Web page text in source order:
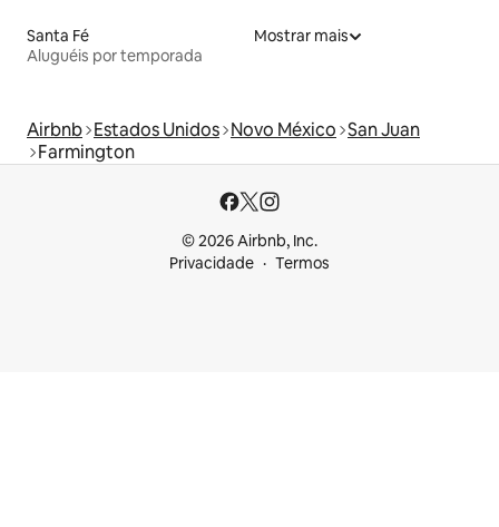
Santa Fé
Aluguéis por temporada
Mostrar mais
Airbnb Estados Unidos Novo México San Juan
Farmington
© 2026 Airbnb, Inc.
Privacidade
Termos